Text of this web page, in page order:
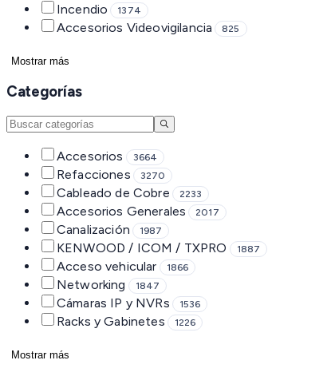
Incendio 1374
Accesorios Videovigilancia 825
Mostrar más
Categorías
Accesorios 3664
Refacciones 3270
Cableado de Cobre 2233
Accesorios Generales 2017
Canalización 1987
KENWOOD / ICOM / TXPRO 1887
Acceso vehicular 1866
Networking 1847
Cámaras IP y NVRs 1536
Racks y Gabinetes 1226
Mostrar más